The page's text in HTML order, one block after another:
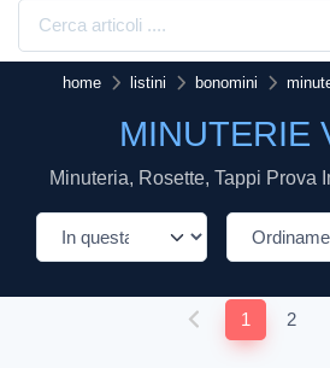
home listini bonomini
MINUTERIE
Minuteria, Rosette, Tappi Prova
1 2